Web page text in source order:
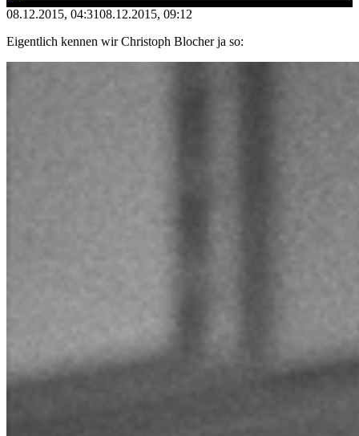
08.12.2015, 04:3108.12.2015, 09:12
Eigentlich kennen wir Christoph Blocher ja so: